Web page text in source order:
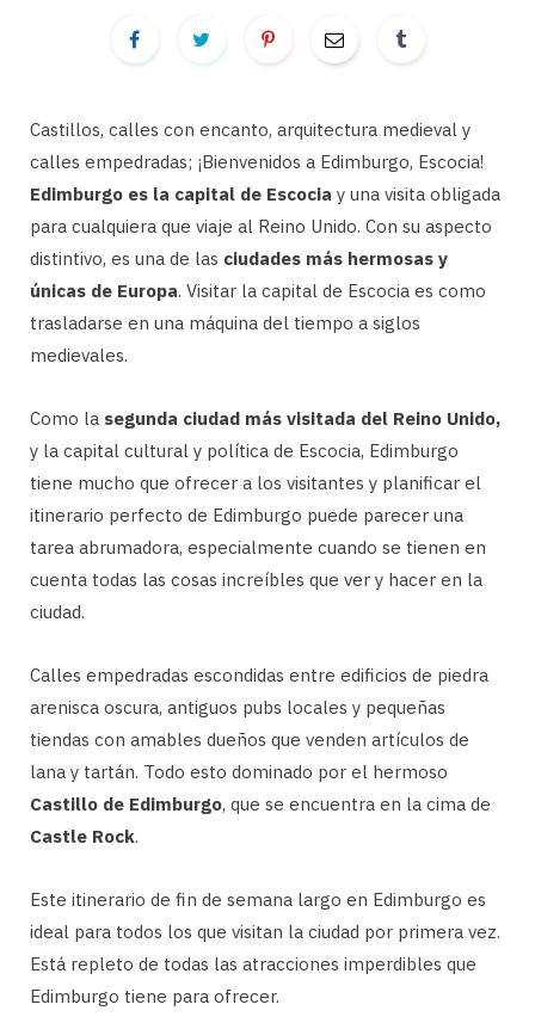
Castillos, calles con encanto, arquitectura medieval y
calles empedradas; ¡Bienvenidos a Edimburgo, Escocia!
Edimburgo es la capital de Escocia y una visita obligada
para cualquiera que viaje al Reino Unido. Con su aspecto
distintivo, es una de las ciudades más hermosas y
únicas de Europa. Visitar la capital de Escocia es como
trasladarse en una máquina del tiempo a siglos
medievales.
Como la segunda ciudad más visitada del Reino Unido,
y la capital cultural y política de Escocia, Edimburgo
tiene mucho que ofrecer a los visitantes y planificar el
itinerario perfecto de Edimburgo puede parecer una
tarea abrumadora, especialmente cuando se tienen en
cuenta todas las cosas increíbles que ver y hacer en la
ciudad.
Calles empedradas escondidas entre edificios de piedra
arenisca oscura, antiguos pubs locales y pequeñas
tiendas con amables dueños que venden artículos de
lana y tartán. Todo esto dominado por el hermoso
Castillo de Edimburgo, que se encuentra en la cima de
Castle Rock.
Este itinerario de fin de semana largo en Edimburgo es
ideal para todos los que visitan la ciudad por primera vez.
Está repleto de todas las atracciones imperdibles que
Edimburgo tiene para ofrecer.